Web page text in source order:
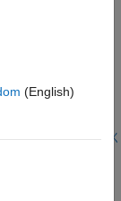
using GPS block.
ライブ スクリプトを開く
for PX4
(English)